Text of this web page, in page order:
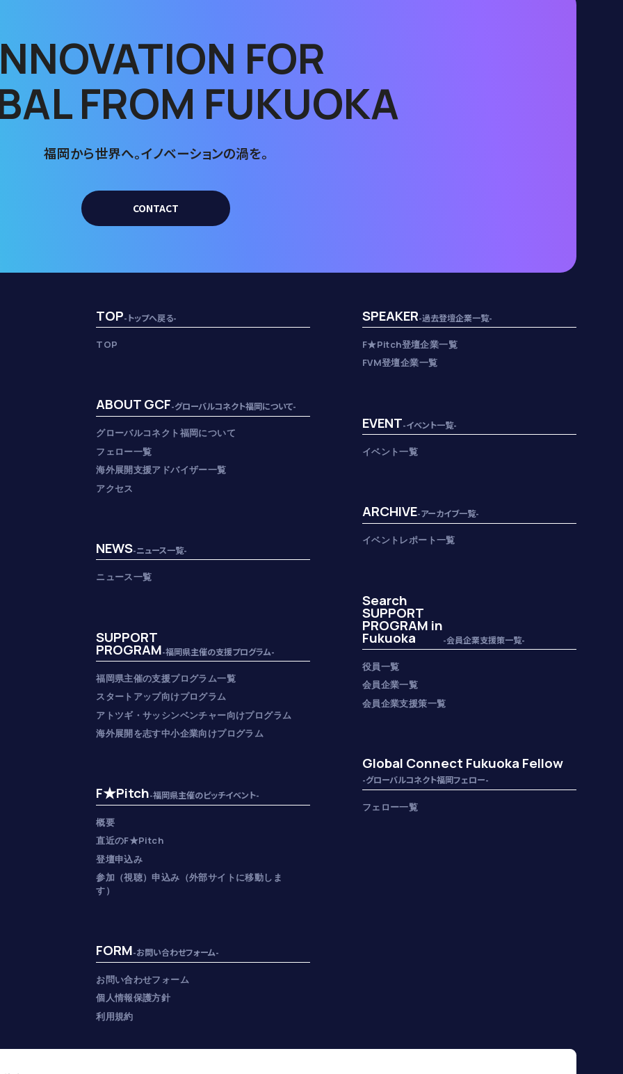
FOR
FROM FUKUOKA
福岡から世界へ。イノベーションの渦を。
CONTACT
TOP-トップへ戻る-
TOP
ABOUT GCF-グローバルコネクト福岡について-
グローバルコネクト福岡について
フェロー一覧
海外展開支援アドバイザー一覧
アクセス
NEWS-ニュース一覧-
ニュース一覧
SUPPORT
PROGRAM-福岡県主催の支援プログラム-
福岡県主催の支援プログラム一覧
スタートアップ向けプログラム
アトツギ・サッシンベンチャー向けプログラム
海外展開を志す中小企業向けプログラム
F★Pitch-福岡県主催のピッチイベント-
概要
直近のF★Pitch
登壇申込み
参加（視聴）申込み（外部サイトに移動しま
す）
FORM-お問い合わせフォーム-
お問い合わせフォーム
個人情報保護方針
利用規約
SPEAKER-過去登壇企業一覧-
F★Pitch登壇企業一覧
FVM登壇企業一覧
EVENT-イベント一覧-
イベント一覧
ARCHIVE-アーカイブ一覧-
イベントレポート一覧
Search
SUPPORT
PROGRAM in
Fukuoka -会員企業支援策一覧-
役員一覧
会員企業一覧
会員企業支援策一覧
Global Connect Fukuoka Fellow
-グローバルコネクト福岡フェロー-
フェロー一覧